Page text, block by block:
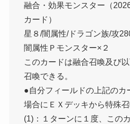
融合・効果モンスター（
カード）
星８/闇属性/ドラゴン族/攻
闇属性Ｐモンスター×２
このカードは融合召喚及び
召喚できる。
●自分フィールドの上記のカ
場合にＥＸデッキから特殊召
(1)：１ターンに１度、この